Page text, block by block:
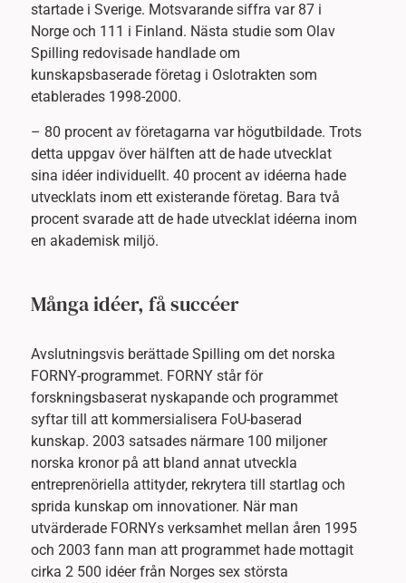
startade i Sverige. Motsvarande siffra var 87 i
Norge och 111 i Finland. Nästa studie som Olav
Spilling redovisade handlade om
kunskapsbaserade företag i Oslotrakten som
etablerades 1998-2000.
– 80 procent av företagarna var högutbildade. Trots
detta uppgav över hälften att de hade utvecklat
sina idéer individuellt. 40 procent av idéerna hade
utvecklats inom ett existerande företag. Bara två
procent svarade att de hade utvecklat idéerna inom
en akademisk miljö.
Många idéer, få succéer
Avslutningsvis berättade Spilling om det norska
FORNY-programmet. FORNY står för
forskningsbaserat nyskapande och programmet
syftar till att kommersialisera FoU-baserad
kunskap. 2003 satsades närmare 100 miljoner
norska kronor på att bland annat utveckla
entreprenöriella attityder, rekrytera till startlag och
sprida kunskap om innovationer. När man
utvärderade FORNYs verksamhet mellan åren 1995
och 2003 fann man att programmet hade mottagit
cirka 2 500 idéer från Norges sex största